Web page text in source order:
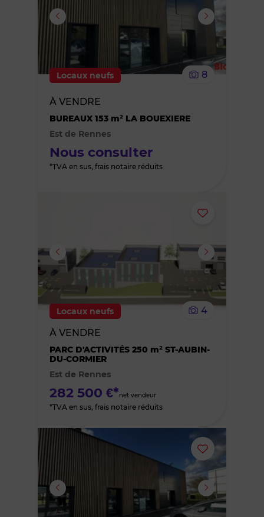
ou
supprimer
le
Locaux neufs 8
À VENDRE
BUREAUX 153 m² LA BOUEXIERE
Est de Rennes
Nous consulter
*TVA en sus, frais notaire réduits
Ajouter
supprimer
le
des
Locaux neufs
4
À VENDRE
PARC D'ACTIVITÉS 250 m² ST-AUBIN-
DU-CORMIER
Est de Rennes
282 500 €*net vendeur
*TVA en sus, frais notaire réduits
Ajouter
ou
supprimer